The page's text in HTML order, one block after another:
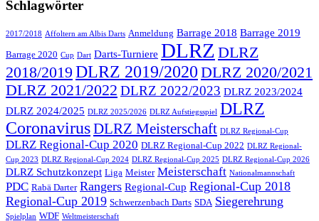
Schlagwörter
2017/2018 Affoltern am Albis Darts Anmeldung Barrage 2018 Barrage 2019
Barrage 2020 Cup Dart Darts-Turniere DLRZ DLRZ
2018/2019 DLRZ 2019/2020 DLRZ 2020/2021
DLRZ 2021/2022 DLRZ 2022/2023 DLRZ 2023/2024
DLRZ 2024/2025 DLRZ 2025/2026 DLRZ Aufstiegsspiel DLRZ
CoronavirusDLRZ Meisterschaft DLRZ Regional-Cup
DLRZ Regional-Cup 2020 DLRZ Regional-Cup 2022 DLRZ Regional-
Cup 2023 DLRZ Regional-Cup 2024 DLRZ Regional-Cup 2025 DLRZ Regional-Cup 2026
DLRZ Schutzkonzept Liga Meister Meisterschaft Nationalmannschaft
PDC Rabä Darter Rangers Regional-Cup Regional-Cup 2018
Regional-Cup 2019 Schwerzenbach Darts SDA Siegerehrung
Spielplan WDF Weltmeisterschaft